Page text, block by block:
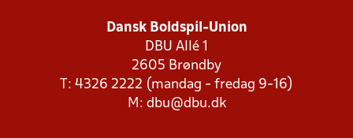
Dansk Boldspil-Union
DBU Allé 1
2605 Brøndby
T: 4326 2222 (mandag - fredag 9-16)
M: dbu@dbu.dk